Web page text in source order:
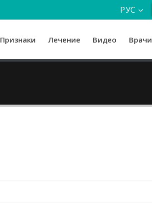
РУС
Признаки Лечение Видео Врачи